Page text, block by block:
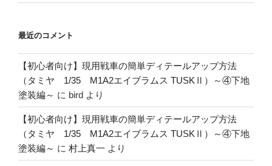
最近のコメント
【初心者向け】現用戦車の簡単ディテールアップ方法
（タミヤ 1/35 M1A2エイブラムス TUSKⅡ）～④下地
塗装編～ に bird より
【初心者向け】現用戦車の簡単ディテールアップ方法
（タミヤ 1/35 M1A2エイブラムス TUSKⅡ）～④下地
塗装編～ に 村上真一 より